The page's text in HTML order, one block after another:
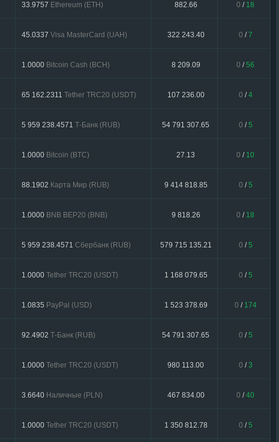
33.9757 Ethereum (ETH) 882.66 0 / 18
45.0337 Visa MasterCard (UAH) 322 243.40 0 /7
1.0000 Bitcoin Cash (BCH) 8 209.09 0 /56
65 162.2311 Tether TRC20 (USDT) 107 236.00 0 /4
5 959 238.4571 Т-Банк (RUB) 54 791 307.65 0 /5
1.0000 Bitcoin (BTC) 27.13 0 / 10
88.1902 Карта Мир (RUB) 9 414 818.85 0 /5
1.0000 BNB BEP20 (BNB) 9 818.26 0 / 18
5 959 238.4571 Сбербанк (RUB) 579 715 135.21 0 /5
1.0000 Tether TRC20 (USDT) 1 168 079.65 0 /5
1.0835 PayPal (USD) 1 523 378.69 0 / 174
92.4902 Т-Банк (RUB) 54 791 307.65 0 /5
1.0000 Tether TRC20 (USDT) 980 113.00 0 /3
3.6640 Наличные (PLN) 467 834.00 0 /40
1.0000 Tether TRC20 (USDT) 1 350 812.78 0 /5